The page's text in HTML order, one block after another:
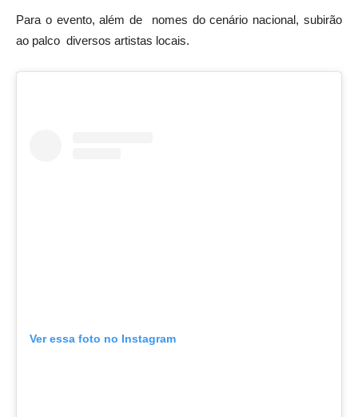
Para o evento, além de nomes do cenário nacional, subirão
ao palco diversos artistas locais.
Ver essa foto no Instagram